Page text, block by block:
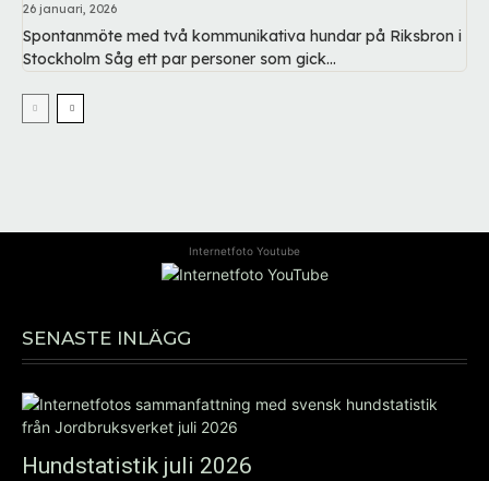
26 januari, 2026
Spontanmöte med två kommunikativa hundar på Riksbron i
Stockholm Såg ett par personer som gick...
Internetfoto Youtube
SENASTE INLÄGG
Hundstatistik juli 2026